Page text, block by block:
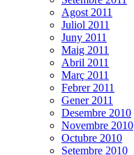
Agost 2011
Juliol 2011
Juny 2011
Maig 2011
Abril 2011
Març 2011
Febrer 2011
Gener 2011
Desembre 2010
Novembre 2010
Octubre 2010
Setembre 2010